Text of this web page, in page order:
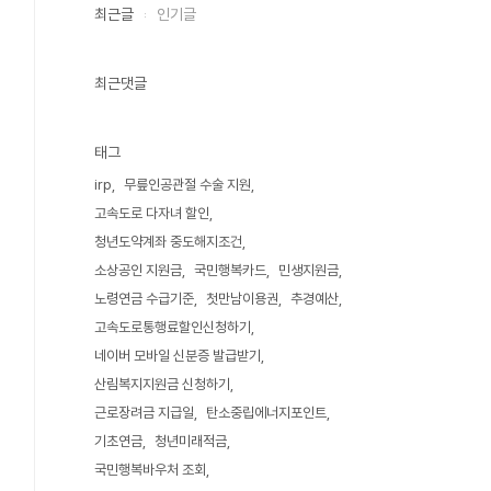
최근글 인기글
최근댓글
태그
irp
무릎인공관절 수술 지원
고속도로 다자녀 할인
청년도약계좌 중도해지조건
소상공인 지원금
국민행복카드
민생지원금
노령연금 수급기준
첫만남이용권
추경예산
고속도로통행료할인신청하기
네이버 모바일 신분증 발급받기
산림복지지원금 신청하기
근로장려금 지급일
탄소중립에너지포인트
기초연금
청년미래적금
국민행복바우처 조회